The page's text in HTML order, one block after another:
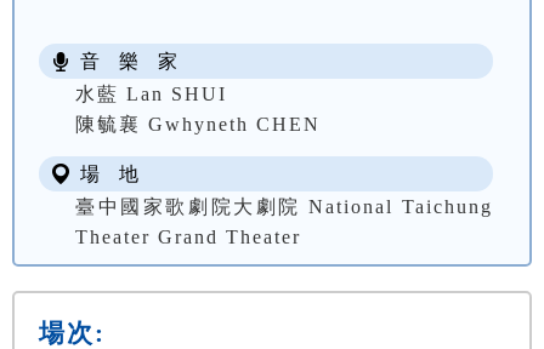
音 樂 家
水藍 Lan SHUI
陳毓襄 Gwhyneth CHEN
場 地
臺中國家歌劇院大劇院 National Taichung
Theater Grand Theater
場次: